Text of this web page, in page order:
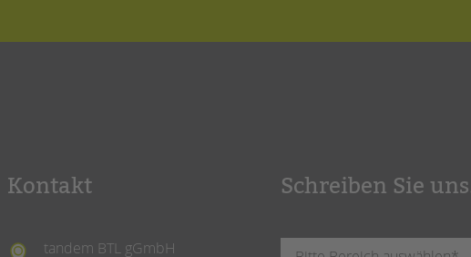
Kontakt
tandem BTL gGmbH
Schreiben Sie